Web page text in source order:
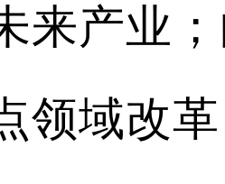
来产业
领域改